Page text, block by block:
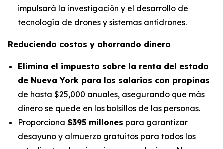
impulsará la investigación y el desarrollo de
tecnología de drones y sistemas antidrones.
Reduciendo costos y ahorrando dinero
Elimina el impuesto sobre la renta del estado
de Nueva York para los salarios con propinas
de hasta $25,000 anuales, asegurando que más
dinero se quede en los bolsillos de las personas.
Proporciona $395 millones para garantizar
desayuno y almuerzo gratuitos para todos los